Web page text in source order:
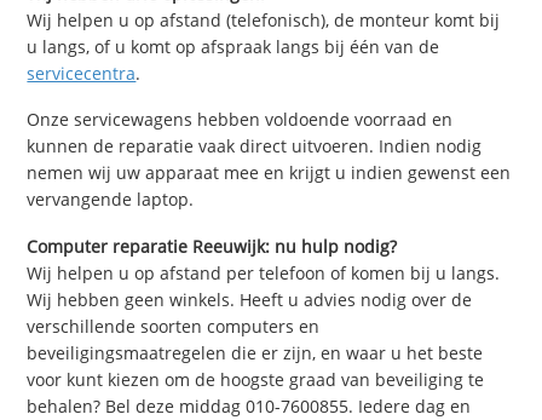
Wij helpen u op afstand (telefonisch), de monteur komt bij
u langs, of u komt op afspraak langs bij één van de
servicecentra.
Onze servicewagens hebben voldoende voorraad en
kunnen de reparatie vaak direct uitvoeren. Indien nodig
nemen wij uw apparaat mee en krijgt u indien gewenst een
vervangende laptop.
Computer reparatie Reeuwijk: nu hulp nodig?
Wij helpen u op afstand per telefoon of komen bij u langs.
Wij hebben geen winkels. Heeft u advies nodig over de
verschillende soorten computers en
beveiligingsmaatregelen die er zijn, en waar u het beste
voor kunt kiezen om de hoogste graad van beveiliging te
behalen? Bel deze middag 010-7600855. Iedere dag en